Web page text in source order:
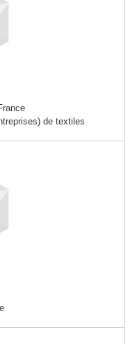
de textiles